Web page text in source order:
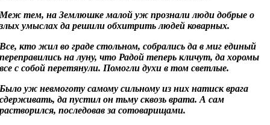
Меж тем, на Землюшке малой уж прознали люди добрые о
злых умыслах да решили обхитрить людей коварных.
Все, кто жил во граде стольном, собрались да в миг единый
переправились на луну, что Радой теперь кличут, да хоромы
все с собой перетянули. Помогли духи в том светлые.
Было уж невмоготу самому сильному из них натиск врага
сдерживать, да пустил он тьму сквозь врата. А сам
растворился, последовав за сотоварищами.